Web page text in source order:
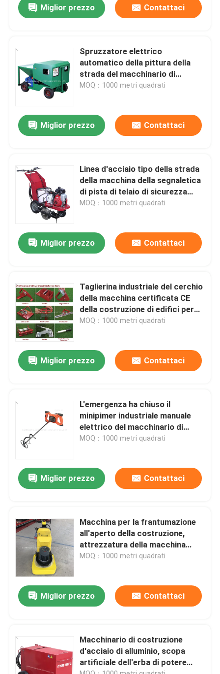
Prodotti
Video
Chi Siamo
Controllo di qualità
Contattaci
Notizie
Casi
Chiedi un preventivo
Miglior prezzo Contattaci
Spruzzatore elettrico
automatico della pittura della
strada del macchinario di
costruzione dei semi per la pista
MOQ：1000 metri quadrati
Miglior prezzo Contattaci
Linea d'acciaio tipo della strada
della macchina della segnaletica
di pista di telaio di sicurezza
dell'indicatore della pittura
MOQ：1000 metri quadrati
Miglior prezzo Contattaci
Taglierina industriale del cerchio
della macchina certificata CE
della costruzione di edifici per
pavimentare
MOQ：1000 metri quadrati
Miglior prezzo Contattaci
L'emergenza ha chiuso il
minipimer industriale manuale
elettrico del macchinario di
costruzione
MOQ：1000 metri quadrati
Miglior prezzo Contattaci
Macchina per la frantumazione
all'aperto della costruzione,
attrezzatura della macchina
della costruzione della benzina
MOQ：1000 metri quadrati
Miglior prezzo Contattaci
Macchinario di costruzione
d'acciaio di alluminio, scopa
artificiale dell'erba di potere